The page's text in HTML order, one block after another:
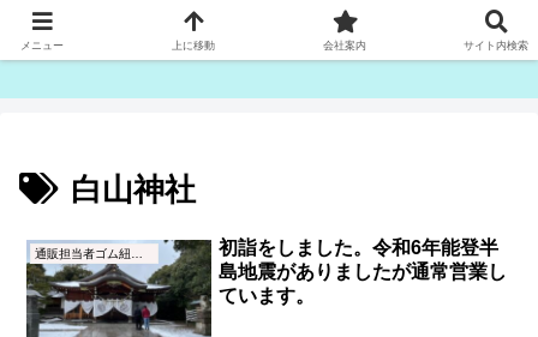
ゴム紐・平ゴム製造販売は津田産業直販部です
白山神社
初詣をしました。令和6年能登半
島地震がありましたが通常営業し
ています。
メニュー 上に移動 会社案内 サイト内検索